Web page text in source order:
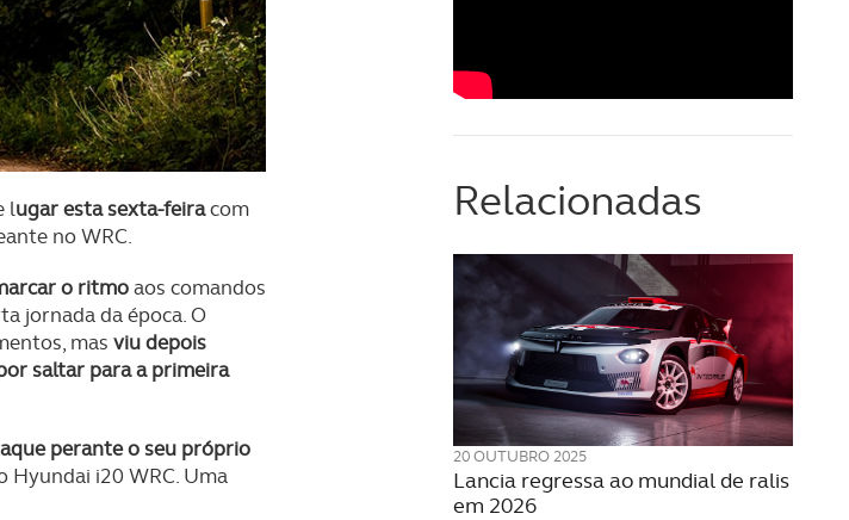
lugar esta sexta-feiracom
no WRC.
o ritmoaos comandos
jornada da época. O
mas viu depois
saltar para a primeira
perante o seu próprio
Hyundai i20 WRC. Uma
Relacionadas
20 OUTUBRO 2025
Lancia regressa ao mundial de ralis
em 2026